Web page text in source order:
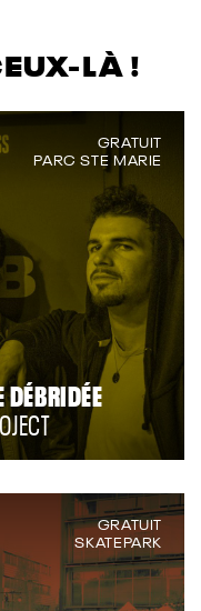
LÀ !
GRATUIT
PARC STE MARIE
DÉBRIDÉE
GRATUIT
SKATEPARK